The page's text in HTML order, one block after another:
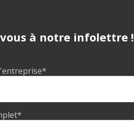
à notre infolettre !
*
*